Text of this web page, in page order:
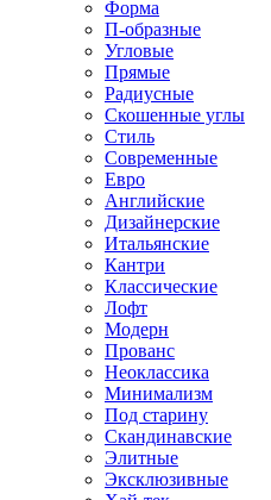
Форма
П-образные
Угловые
Прямые
Радиусные
Скошенные углы
Стиль
Современные
Евро
Английские
Дизайнерские
Итальянские
Кантри
Классические
Лофт
Модерн
Прованс
Неоклассика
Минимализм
Под старину
Скандинавские
Элитные
Эксклюзивные